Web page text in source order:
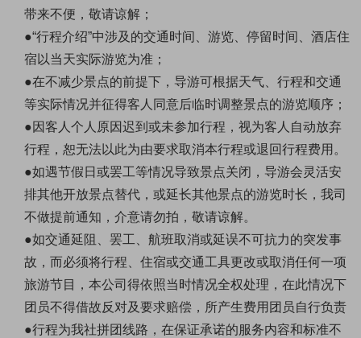
带来不便，敬请谅解；
●“行程介绍”中涉及的交通时间、游览、停留时间、酒店住
宿以当天实际游览为准；
●在不减少景点的前提下，导游可根据天气、行程和交通
等实际情况并征得客人同意后临时调整景点的游览顺序；
●因客人个人原因迟到或未参加行程，视为客人自动放弃
行程，恕无法以此为由要求取消本行程或退回行程费用。
●如遇节假日或罢工等情况导致景点关闭，导游会灵活安
排其他开放景点替代，或延长其他景点的游览时长，我司
不做提前通知，介意请勿拍，敬请谅解。
●如交通延阻、罢工、航班取消或延误不可抗力的突发事
故，而必须将行程、住宿或交通工具更改或取消任何一项
旅游节目，本公司得依照当时情况全权处理，在此情况下
团员不得借故反对及要求赔偿，所产生费用团员自行负责
●行程为我社拼团线路，在保证承诺的服务内容和标准不